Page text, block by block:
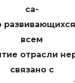
са-
всем
отрасли
связано с